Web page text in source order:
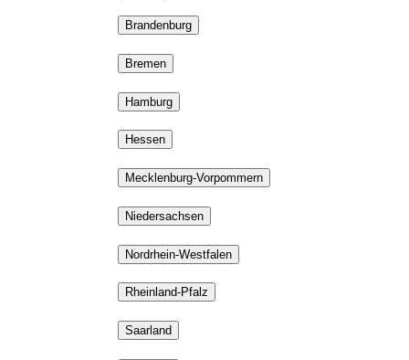
Brandenburg
Bremen
Hamburg
Hessen
Mecklenburg-Vorpommern
Niedersachsen
Nordrhein-Westfalen
Rheinland-Pfalz
Saarland